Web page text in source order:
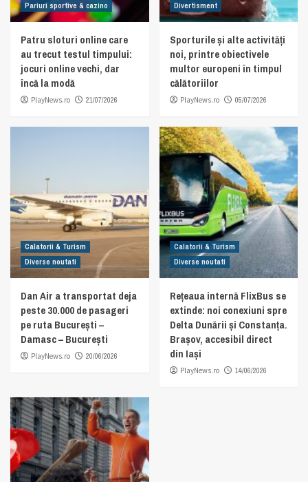
Pariuri sportive & cazino
Patru sloturi online care
au trecut testul timpului:
jocuri online vechi, dar
încă la modă
PlayNews.ro 21/07/2026
Divertisment
Sporturile și alte activități
noi, printre obiectivele
multor europeni în timpul
călătoriilor
PlayNews.ro 05/07/2026
Calatorii & Turism
Diverse noutati
Dan Air a transportat deja
peste 30.000 de pasageri
pe ruta București –
Damasc – București
PlayNews.ro 20/06/2026
Calatorii & Turism
Diverse noutati
Rețeaua internă FlixBus se
extinde: noi conexiuni spre
Delta Dunării și Constanța.
Brașov, accesibil direct
din Iași
PlayNews.ro 14/06/2026